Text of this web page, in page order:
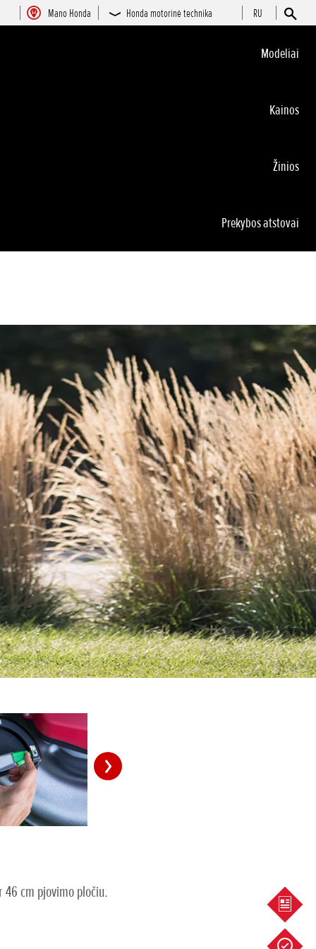
Mano Honda Honda motorinė technika RU
Modeliai
Kainos
Žinios
Prekybos atstovai
46 cm pjovimo pločiu.